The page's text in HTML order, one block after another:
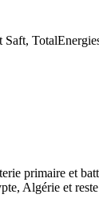
Saft,
primaire et
Algérie et